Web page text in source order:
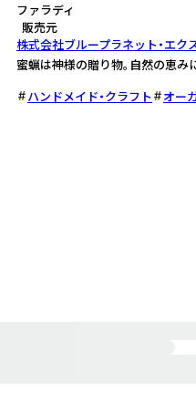
ファラディ
販売元
株式会社ブループラネット・エク
蜜蝋は神様の贈り物。自然の恵み
ハンドメイド・クラフト
オー